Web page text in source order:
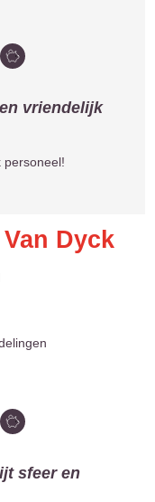
vriendelijk
personeel!
Dyck
sfeer en